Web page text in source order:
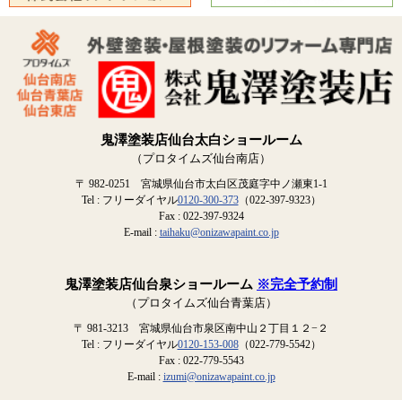
鬼澤塗装店仙台太白ショールーム
（プロタイムズ仙台南店）
〒 982-0251 宮城県仙台市太白区茂庭字中ノ瀬東1-1
Tel : フリーダイヤル0120-300-373（022-397-9323）
Fax : 022-397-9324
E-mail : taihaku@onizawapaint.co.jp
鬼澤塗装店仙台泉ショールーム ※完全予約制
（プロタイムズ仙台青葉店）
〒 981-3213 宮城県仙台市泉区南中山２丁目１２−２
Tel : フリーダイヤル0120-153-008（022-779-5542）
Fax : 022-779-5543
E-mail : izumi@onizawapaint.co.jp